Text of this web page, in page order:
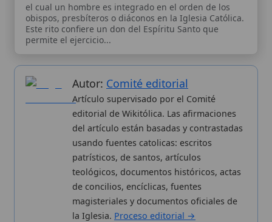
usando fuentes catolicas: escritos
patrísticos, de santos, artículos
teológicos, documentos históricos, actas
de concilios, encíclicas, fuentes
Wikitólica © 2026. Enciclopedia del patrimonio doctrinal,
histórico y litúrgico de la Iglesia Católica. Parte de la red formativa
Custodio Animae
analíticas anónimas. LicenciaCC BY-SA(texto). Editado en
Valencia, España.ISSN: 3101-7339. Bajo el patrocinio de San
Sobre nosotros
Proceso editorial
Publicación seriada
Datos abiertos
Estadísticas
Categorias
Más visitados
Nuevas entradas
Cambios recientes
Aplicaciones